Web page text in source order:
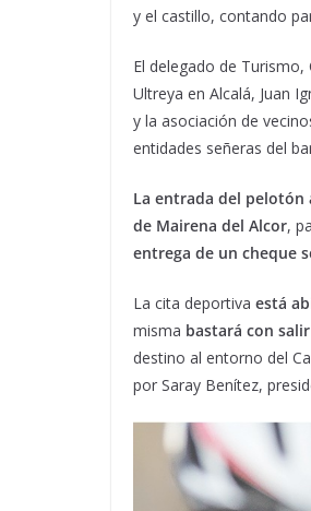
y el castillo, contando
El delegado de
Ultreya en Alcalá, Juan
y la asociación de
entidades señeras del
La entrada del pelotón
de Mairena del Alcor,
entrega de un cheque
La cita deportiva está
misma bastará con
destino al entorno del
por Saray Benítez,